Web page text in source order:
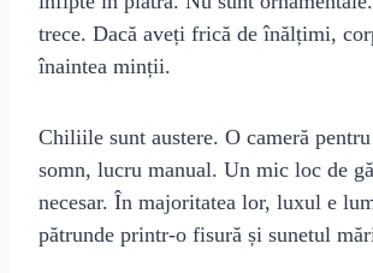
trece. Dacă aveți frică de înălțimi,
înaintea minții.
Chiliile sunt austere. O cameră
somn, lucru manual. Un mic loc de
necesar. În majoritatea lor, luxul e
pătrunde printr-o fisură și sunetul